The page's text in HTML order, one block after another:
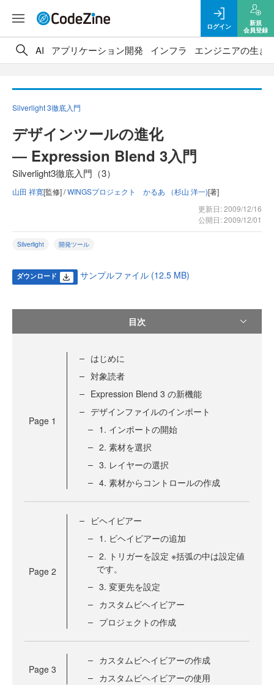
ログイン
新規
会員登録
AI アプリケーション開発 インフラ エンジニアの生き
Silverlight 3徹底入門
デザインツールの進化
― Expression Blend 3入門
Silverlight3徹底入門（3）
山田 祥寛[監修] /WINGSプロジェクト かるあ （杉山 洋一)[著]
更新日: 2009/12/16
公開日: 2009/12/01
Silverlight 開発ツール
ダウンロード サンプルファイル (12.5 MB)
目次
Page 1
はじめに
対象読者
Expression Blend 3 の新機能
デザインファイルのインポート
1. インポートの開始
2. 素材を選択
3. レイヤーの選択
4. 素材からコントロールの作成
Page 2
ビヘイビアー
1. ビヘイビアーの追加
2. トリガーを設定 ※括弧の中は設定値
です。
3. 変更先を設定
カスタムビヘイビアー
プロジェクトの作成
Page 3
カスタムビヘイビアーの作成
カスタムビヘイビアーの使用